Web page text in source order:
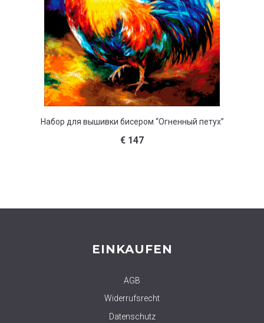
Набор для вышивки бисером “Огненный петух”
€ 147
EINKAUFEN
AGB
Widerrufsrecht
Datenschutz